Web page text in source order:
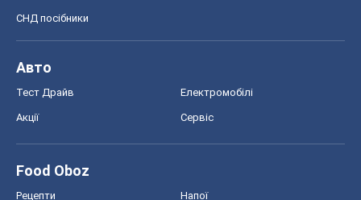
СНД посібники
Авто
Тест Драйв Електромобілі
Акції Сервіс
Food Oboz
Рецепти Напої